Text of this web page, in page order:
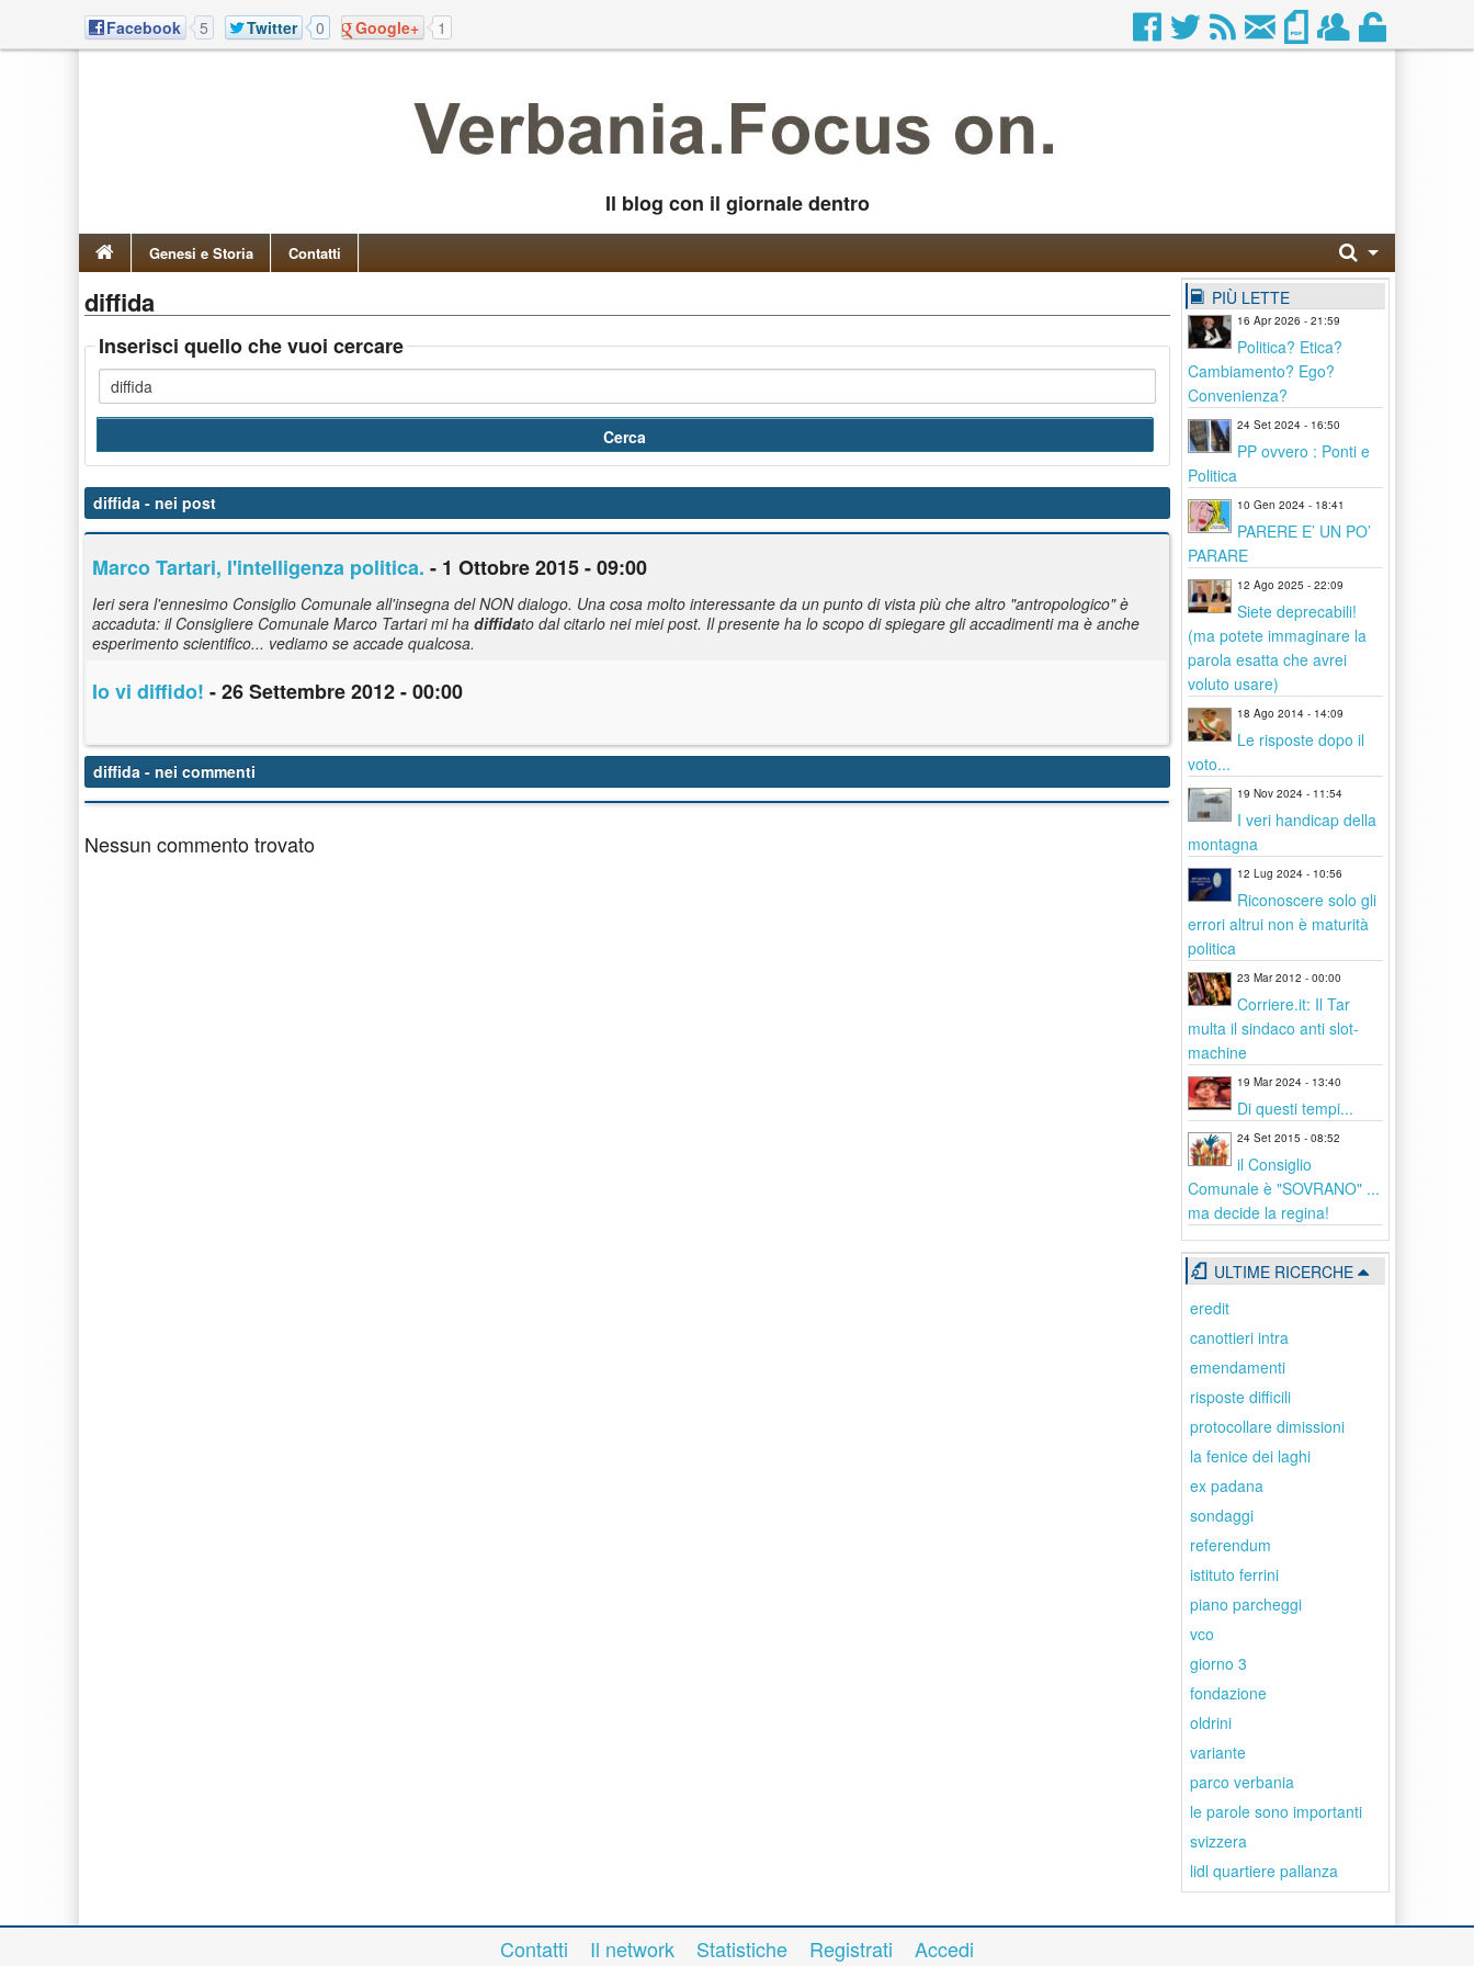
Facebook 5 Twitter 0 Google+ 1
Il blog con il giornale dentro
Genesi e Storia Contatti
diffida
Inserisci quello che vuoi cercare
diffida - nei post
Marco Tartari, l'intelligenza politica. - 1 Ottobre 2015 - 09:00
Ieri sera l'ennesimo Consiglio Comunale all'insegna del NON dialogo. Una cosa molto interessante da un punto di vista più che altro "antropologico" è
accaduta: il Consigliere Comunale Marco Tartari mi ha diffidato dal citarlo nei miei post. Il presente ha lo scopo di spiegare gli accadimenti ma è anche
esperimento scientifico... vediamo se accade qualcosa.
Io vi diffido! - 26 Settembre 2012 - 00:00
diffida - nei commenti
Nessun commento trovato
PIÙ LETTE
16 Apr 2026 - 21:59
Politica? Etica?
Cambiamento? Ego?
Convenienza?
24 Set 2024 - 16:50
PP ovvero : Ponti e
Politica
10 Gen 2024 - 18:41
PARERE E’ UN PO’
PARARE
12 Ago 2025 - 22:09
Siete deprecabili!
(ma potete immaginare la
parola esatta che avrei
voluto usare)
18 Ago 2014 - 14:09
Le risposte dopo il
voto...
19 Nov 2024 - 11:54
I veri handicap della
montagna
12 Lug 2024 - 10:56
Riconoscere solo gli
errori altrui non è maturità
politica
23 Mar 2012 - 00:00
Corriere.it: Il Tar
multa il sindaco anti slot-
machine
19 Mar 2024 - 13:40
Di questi tempi...
24 Set 2015 - 08:52
il Consiglio
Comunale è "SOVRANO" ...
ma decide la regina!
ULTIME RICERCHE
eredit
canottieri intra
emendamenti
risposte difficili
protocollare dimissioni
la fenice dei laghi
ex padana
sondaggi
referendum
istituto ferrini
piano parcheggi
vco
giorno 3
fondazione
oldrini
variante
parco verbania
le parole sono importanti
svizzera
lidl quartiere pallanza
Contatti Il network Statistiche Registrati Accedi